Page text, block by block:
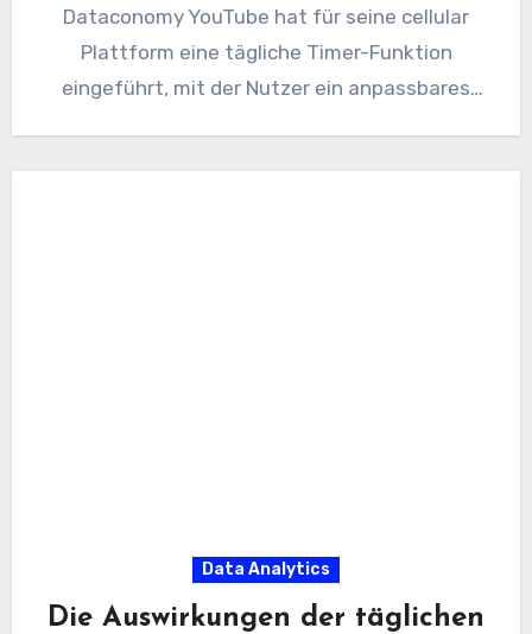
Dataconomy YouTube hat für seine cellular
Plattform eine tägliche Timer-Funktion
eingeführt, mit der Nutzer ein anpassbares
Data Analytics
Die Auswirkungen der täglichen